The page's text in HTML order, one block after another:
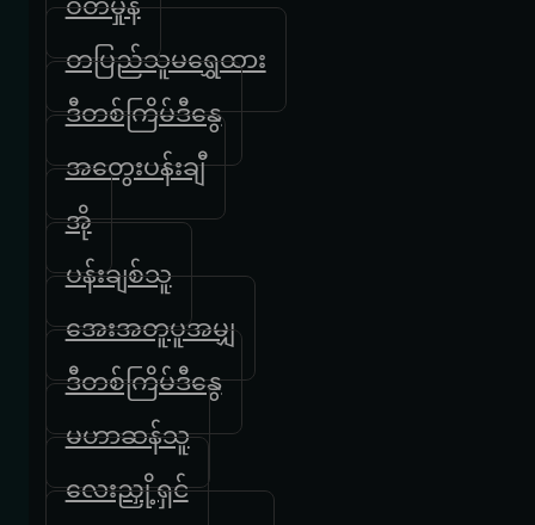
ဝတ်မှုန်
တပြည်သူမရွှေထား
ဒီတစ်ကြိမ်ဒီနွေ
အတွေးပန်းချီ
အို
ပန်းချစ်သူ
အေးအတူပူအမျှ
ဒီတစ်ကြိမ်ဒီနွေ
မဟာဆန်သူ
လေးညှို့ရှင်